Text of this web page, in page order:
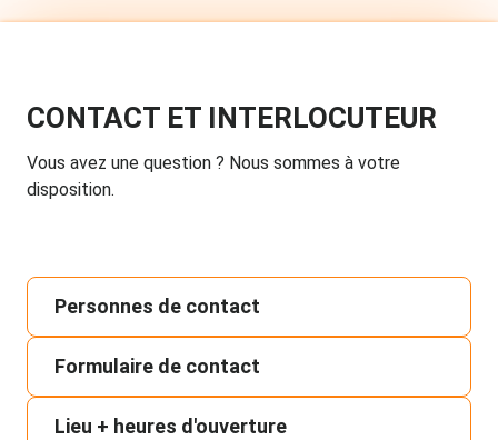
CONTACT ET INTERLOCUTEUR
Vous avez une question ? Nous sommes à votre
disposition.
Personnes de contact
Formulaire de contact
Lieu + heures d'ouverture